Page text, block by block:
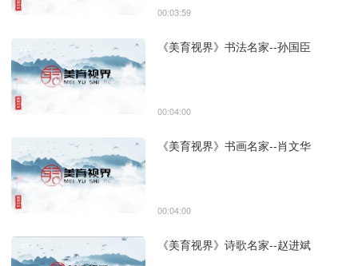
00:03:59
《美育视界》书法名家--孙国臣
00:04:00
《美育视界》书画名家--肖文华
00:04:00
《美育视界》诗歌名家--赵进斌